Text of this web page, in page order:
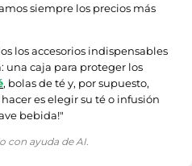
siempre los precios más
los accesorios indispensables
una caja para proteger los
, bolas de té y, por supuesto,
es elegir su té o infusión
bebida!"
con ayuda de AI.